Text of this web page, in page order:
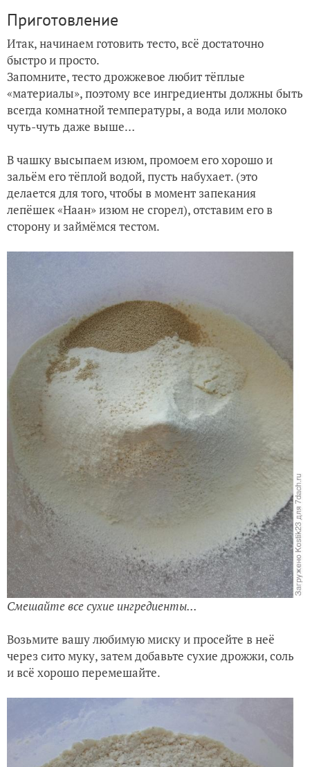
Приготовление
Итак, начинаем готовить тесто, всё достаточно
быстро и просто.
Запомните, тесто дрожжевое любит тёплые
«материалы», поэтому все ингредиенты должны быть
всегда комнатной температуры, а вода или молоко
чуть-чуть даже выше…
В чашку высыпаем изюм, промоем его хорошо и
зальём его тёплой водой, пусть набухает. (это
делается для того, чтобы в момент запекания
лепёшек «Наан» изюм не сгорел), отставим его в
сторону и займёмся тестом.
Смешайте все сухие ингредиенты...
Возьмите вашу любимую миску и просейте в неё
через сито муку, затем добавьте сухие дрожжи, соль
и всё хорошо перемешайте.